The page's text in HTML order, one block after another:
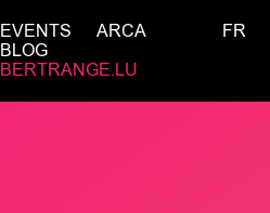
EVENTS
ARCA
BLOG
BERTRANGE.LU
FR